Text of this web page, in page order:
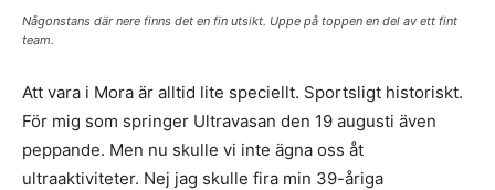
Någonstans där nere finns det en fin utsikt. Uppe på toppen en del av ett fint
team.
Att vara i Mora är alltid lite speciellt. Sportsligt historiskt.
För mig som springer Ultravasan den 19 augusti även
peppande. Men nu skulle vi inte ägna oss åt
ultraaktiviteter. Nej jag skulle fira min 39-åriga